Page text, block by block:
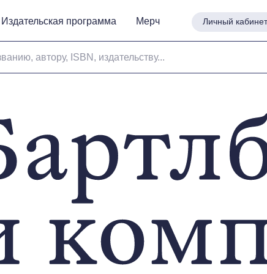
Личный кабинет
автору, ISBN, издательству...
Издательская программа Мерч Личный кабинет
Издательская программа Мерч